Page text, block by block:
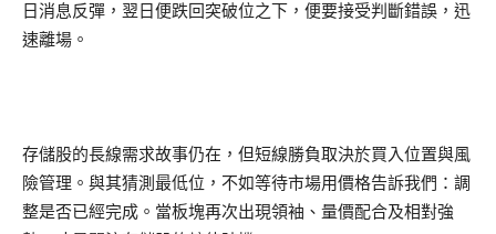
日消息反彈，翌日便跌回突破位之下，便要接受判斷錯誤，迅
速離場。
存儲股的長線需求故事仍在，但短線勝負取決於買入位置與風
險管理。與其猜測最低位，不如等待市場用價格告訴我們：調
整是否已經完成。當板塊再次出現領袖、量價配合及相對強